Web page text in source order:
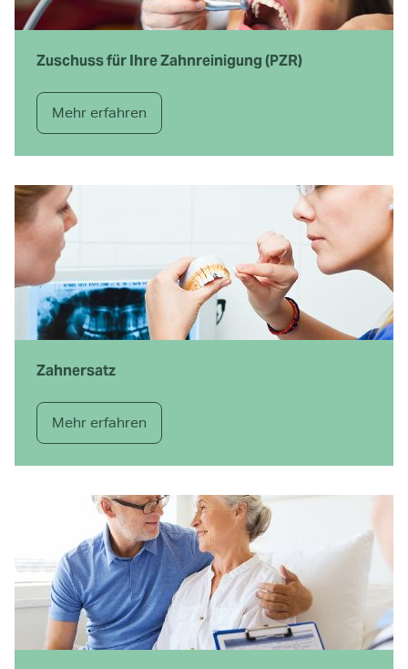
Zuschuss für Ihre Zahnreinigung (PZR)
Mehr erfahren
Zahnersatz
Mehr erfahren